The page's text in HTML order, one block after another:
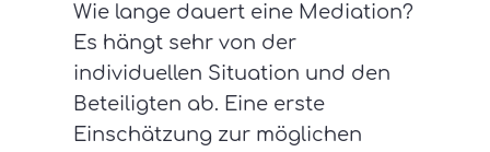
Wie lange dauert eine Mediation?
Es hängt sehr von der
individuellen Situation und den
Beteiligten ab. Eine erste
Einschätzung zur möglichen